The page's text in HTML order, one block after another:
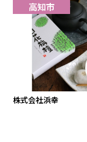
高知市
株式会社浜幸